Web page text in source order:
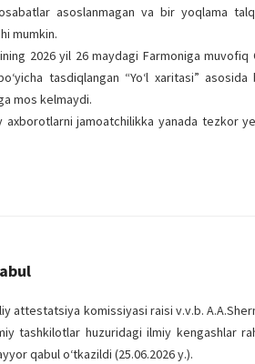
asoslanmagan va bir yoqlama
mumkin.
2026 yil 26 maydagi Farmoniga
tasdiqlangan “Yo‘l xaritasi”
mos kelmaydi.
jamoatchilikka yanada tezkor
attestatsiya komissiyasi raisi v.v.b.
tashkilotlar huzuridagi ilmiy kengashlar
qabul o‘tkazildi (25.06.2026 y.).